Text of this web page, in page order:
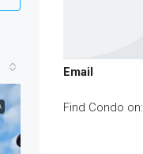
Email
Find Condo on: